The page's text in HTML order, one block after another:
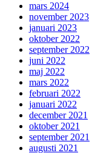
mars 2024
november 2023
januari 2023
oktober 2022
september 2022
juni 2022
maj 2022
mars 2022
februari 2022
januari 2022
december 2021
oktober 2021
september 2021
augusti 2021